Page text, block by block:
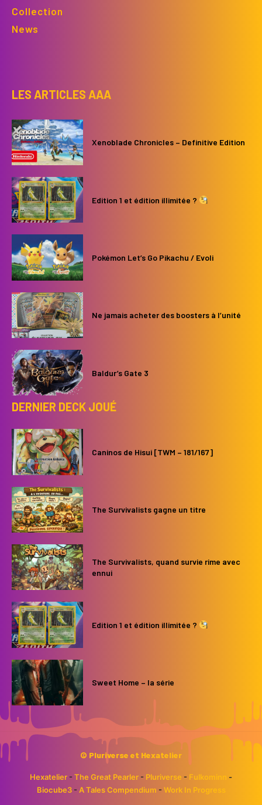
Collection
News
LES ARTICLES AAA
Xenoblade Chronicles – Definitive Edition
Edition 1 et édition illimitée ?
Pokémon Let’s Go Pikachu / Evoli
Ne jamais acheter des boosters à l’unité
Baldur’s Gate 3
DERNIER DECK JOUÉ
Caninos de Hisui [TWM – 181/167]
The Survivalists gagne un titre
The Survivalists, quand survie rime avec
ennui
Edition 1 et édition illimitée ?
Sweet Home – la série
© Pluriverse et Hexatelier
Hexatelier - The Great Pearler - Pluriverse - Fulkominn
-
Biocube3- A Tales Compendium -Work In Progress